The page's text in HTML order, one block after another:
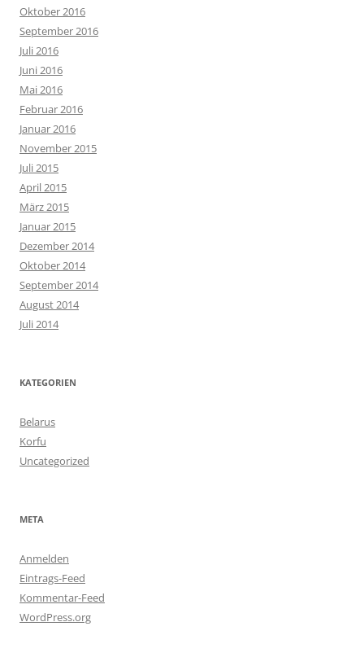
Oktober 2016
September 2016
Juli 2016
Juni 2016
Mai 2016
Februar 2016
Januar 2016
November 2015
Juli 2015
April 2015
März 2015
Januar 2015
Dezember 2014
Oktober 2014
September 2014
August 2014
Juli 2014
KATEGORIEN
Belarus
Korfu
Uncategorized
META
Anmelden
Eintrags-Feed
Kommentar-Feed
WordPress.org